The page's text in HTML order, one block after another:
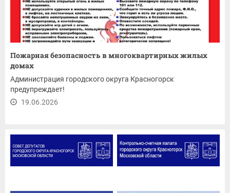
Пожарная безопасность в многоквартирных жилых
домах
Администрация городского округа Красногорск
предупреждает!
19.06.2026